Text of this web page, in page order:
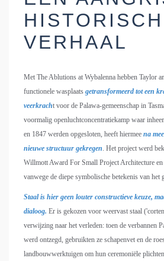
HISTORISCH
VERHAAL
Met The Ablutions at Wybalenna hebben Taylor
functionele wasplaats getransformeerd tot een
veerkracht voor de Palawa-gemeenschap in
voormalig openluchtconcentratiekamp waar
en 1847 werden opgesloten, heeft hiermee na
nieuwe structuur gekregen. Het project werd
Willmott Award For Small Project Architecture
vanwege de diepe symbolische betekenis van het
Staal is hier geen louter constructieve keuze,
dialoog. Er is gekozen voor weervast staal
verwijzing naar het verleden: toen de verbannen
werd ontzegd, gebruikten ze schapenvet en de
landbouwwerktuigen om hun ceremoniële